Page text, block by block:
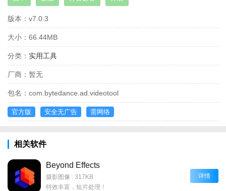
版本： v7.0.3
大小： 66.44MB
分类： 实用工具
厂商： 暂无
包名： com.bytedance.ad.videotool
官方版 安全无广告 需网络
相关软件
Beyond Effects
摄影图像 | 317KB
特效丰富，短片处理！
详情